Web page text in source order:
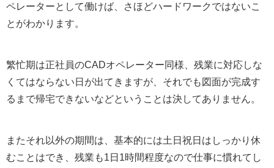
ペレーターとして働けば、さほどハードワークではないこ
とがわかります。
繁忙期は正社員のCADオペレーター同様、残業に対応しな
くてはならない日が出てきますが、それでも図面が完成す
るまで帰宅できないなどということは決してありません。
またそれ以外の期間は、基本的には土日祝日はしっかり休
むことはでき、残業も1日1時間程度なので仕事に慣れてし